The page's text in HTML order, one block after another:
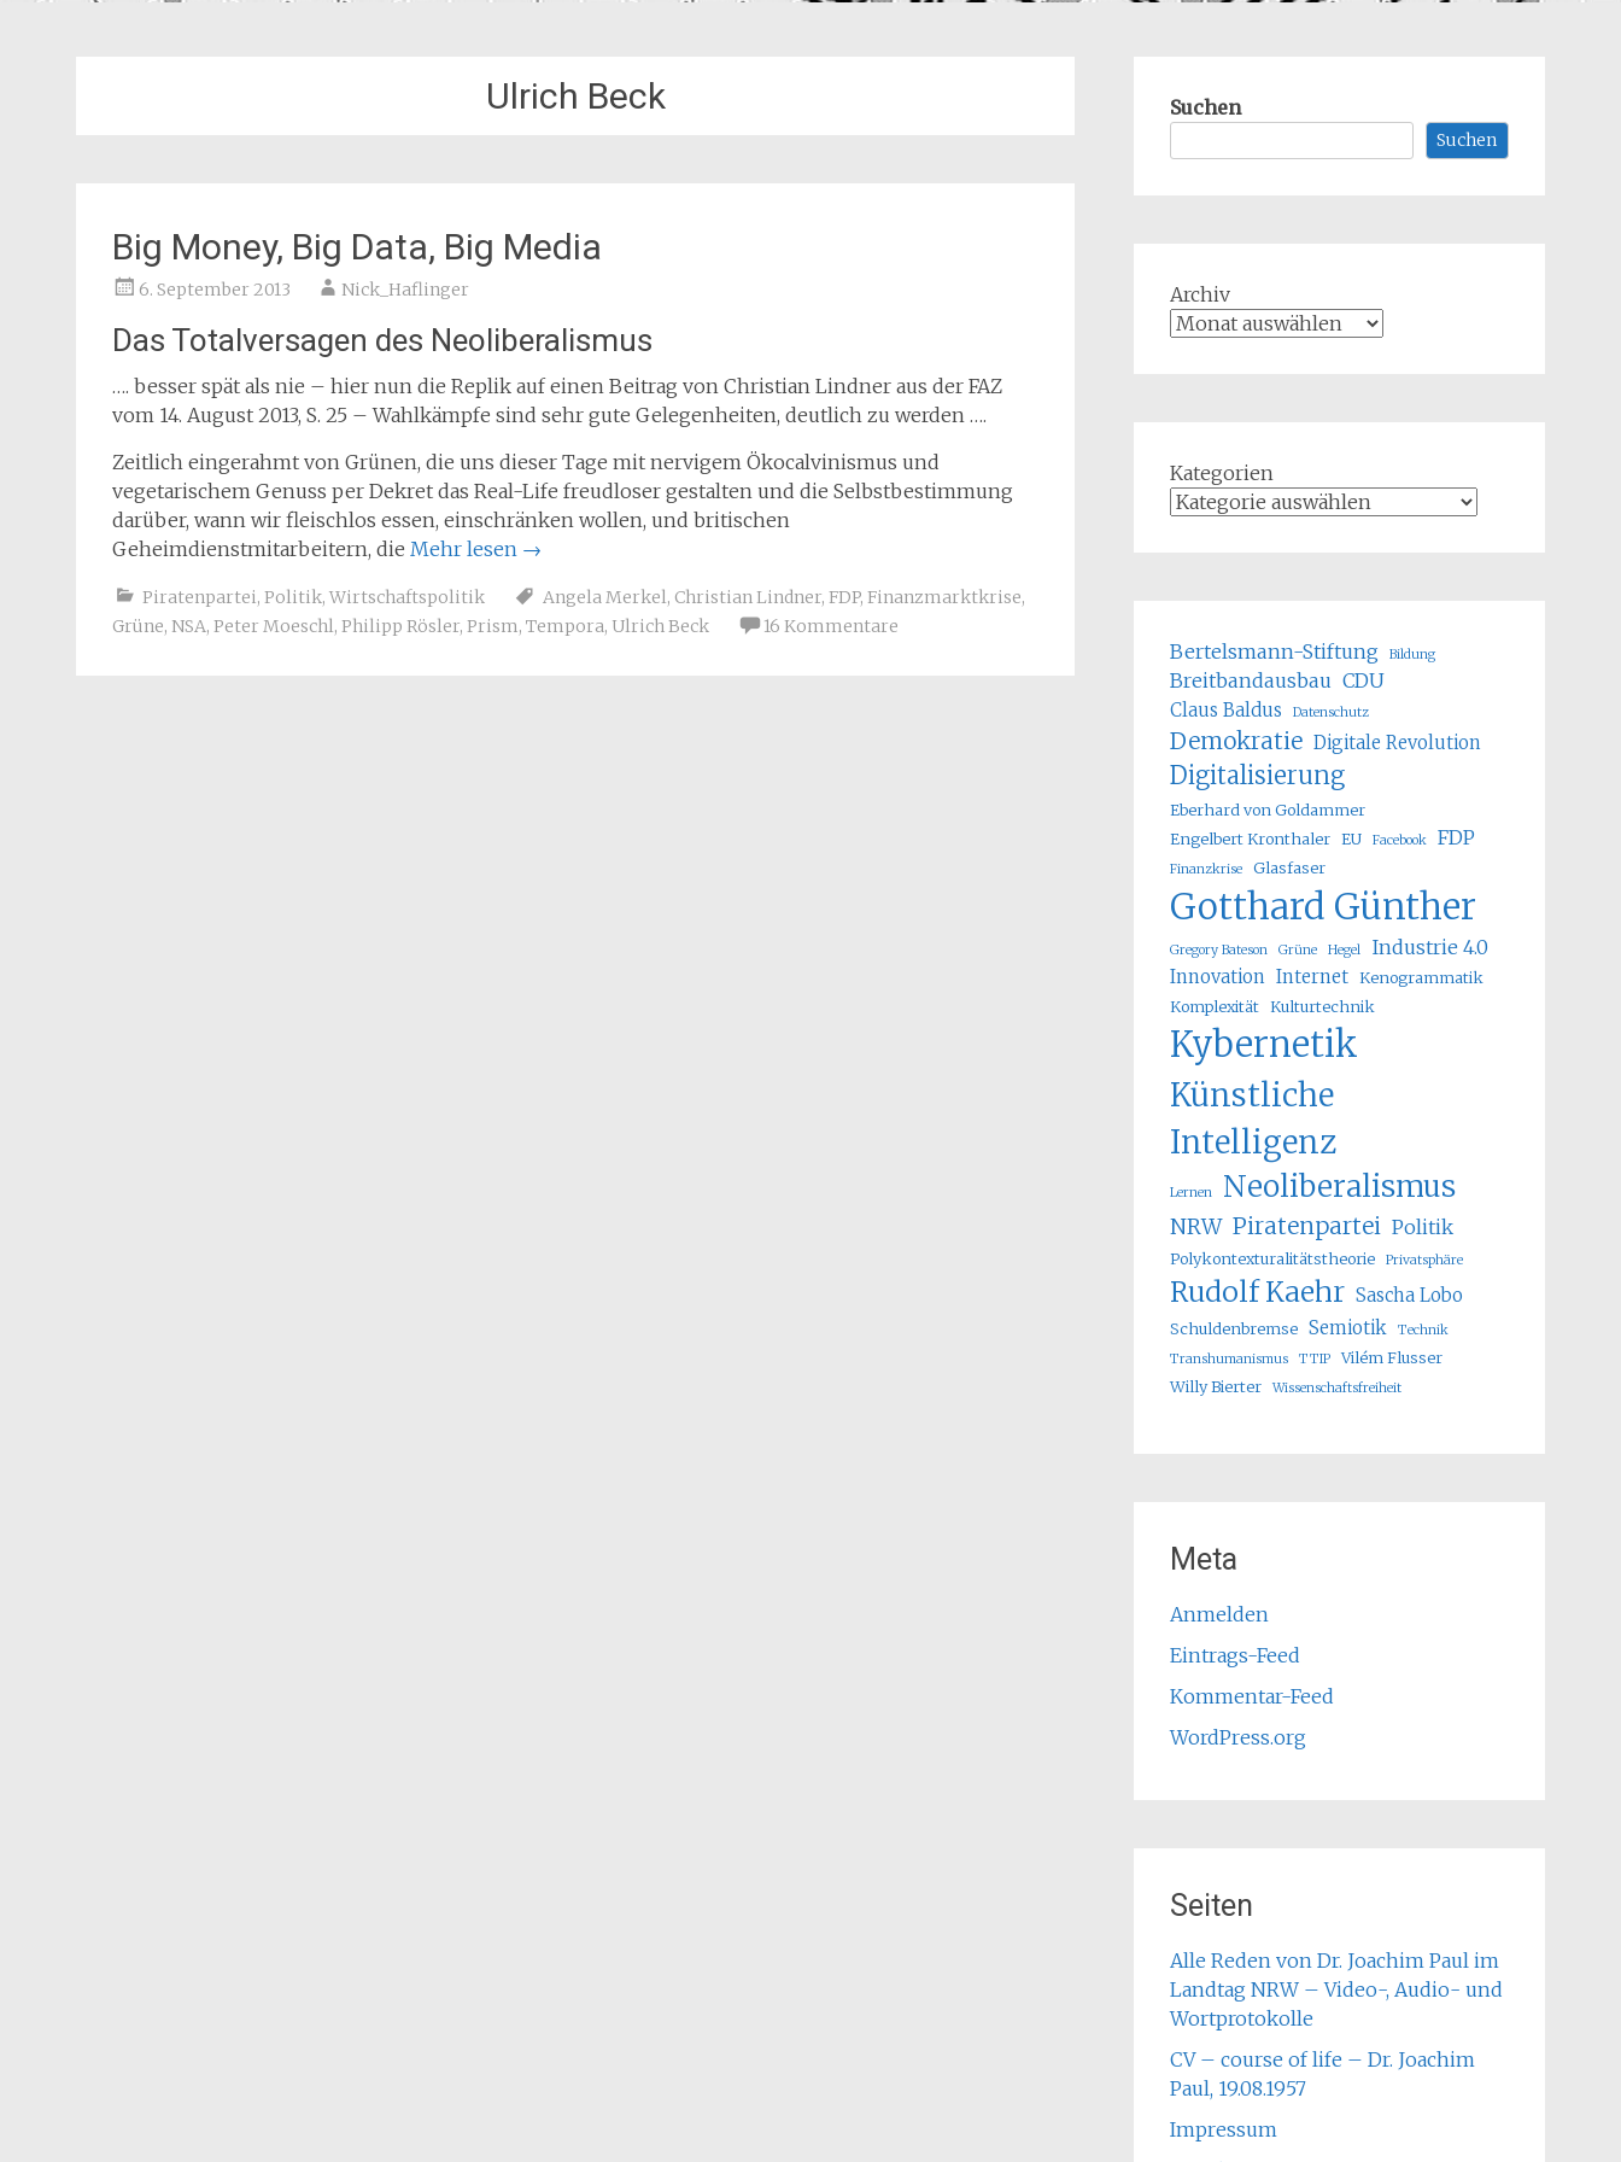
Ulrich Beck
Big Money, Big Data, Big Media
6. September 2013 Nick_Haflinger
Das Totalversagen des Neoliberalismus
…. besser spät als nie – hier nun die Replik auf einen Beitrag von Christian Lindner aus der FAZ
vom 14. August 2013, S. 25 – Wahlkämpfe sind sehr gute Gelegenheiten, deutlich zu werden ….
Zeitlich eingerahmt von Grünen, die uns dieser Tage mit nervigem Ökocalvinismus und
vegetarischem Genuss per Dekret das Real-Life freudloser gestalten und die Selbstbestimmung
darüber, wann wir fleischlos essen, einschränken wollen, und britischen
Geheimdienstmitarbeitern, die Mehr lesen →
Piratenpartei, Politik, Wirtschaftspolitik Angela Merkel, Christian Lindner, FDP, Finanzmarktkrise,
Grüne, NSA, Peter Moeschl, Philipp Rösler, Prism, Tempora, Ulrich Beck 16 Kommentare
Suchen
Suchen
Archiv
Kategorien
Bertelsmann-Stiftung Bildung
Breitbandausbau CDU
Claus Baldus Datenschutz
Demokratie Digitale Revolution
Digitalisierung
Eberhard von Goldammer
Engelbert Kronthaler EU Facebook FDP
Finanzkrise Glasfaser
Gotthard Günther
Gregory Bateson Grüne Hegel Industrie 4.0
Innovation Internet Kenogrammatik
Komplexität Kulturtechnik
Kybernetik
Künstliche
Intelligenz
Lernen Neoliberalismus
NRW Piratenpartei Politik
Polykontexturalitätstheorie Privatsphäre
Rudolf Kaehr Sascha Lobo
Schuldenbremse Semiotik
Technik
Transhumanismus
TTIP
Vilém Flusser
Willy Bierter
Wissenschaftsfreiheit
Meta
Anmelden
Eintrags-Feed
Kommentar-Feed
WordPress.org
Seiten
Alle Reden von Dr. Joachim Paul im
Landtag NRW – Video-, Audio- und
Wortprotokolle
CV – course of life – Dr. Joachim
Paul, 19.08.1957
Impressum